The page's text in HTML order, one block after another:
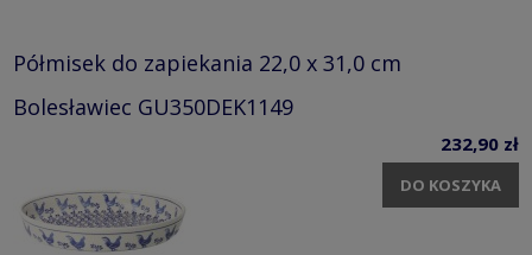
Półmisek do zapiekania 22,0 x 31,0 cm
Bolesławiec GU350DEK1149
232,90 zł
DO KOSZYKA